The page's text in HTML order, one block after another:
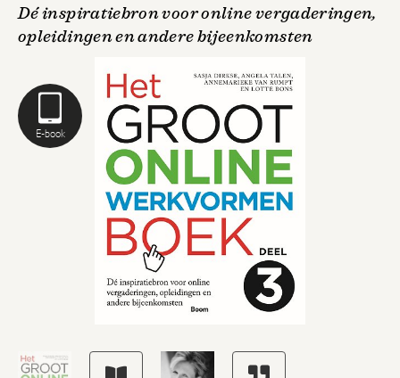
E-book
Dé inspiratiebron voor online vergaderingen,
opleidingen en andere bijeenkomsten